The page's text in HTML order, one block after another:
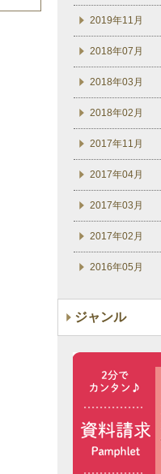
2019年11月
2018年07月
2018年03月
2018年02月
2017年11月
2017年04月
2017年03月
2017年02月
2016年05月
ジャンル